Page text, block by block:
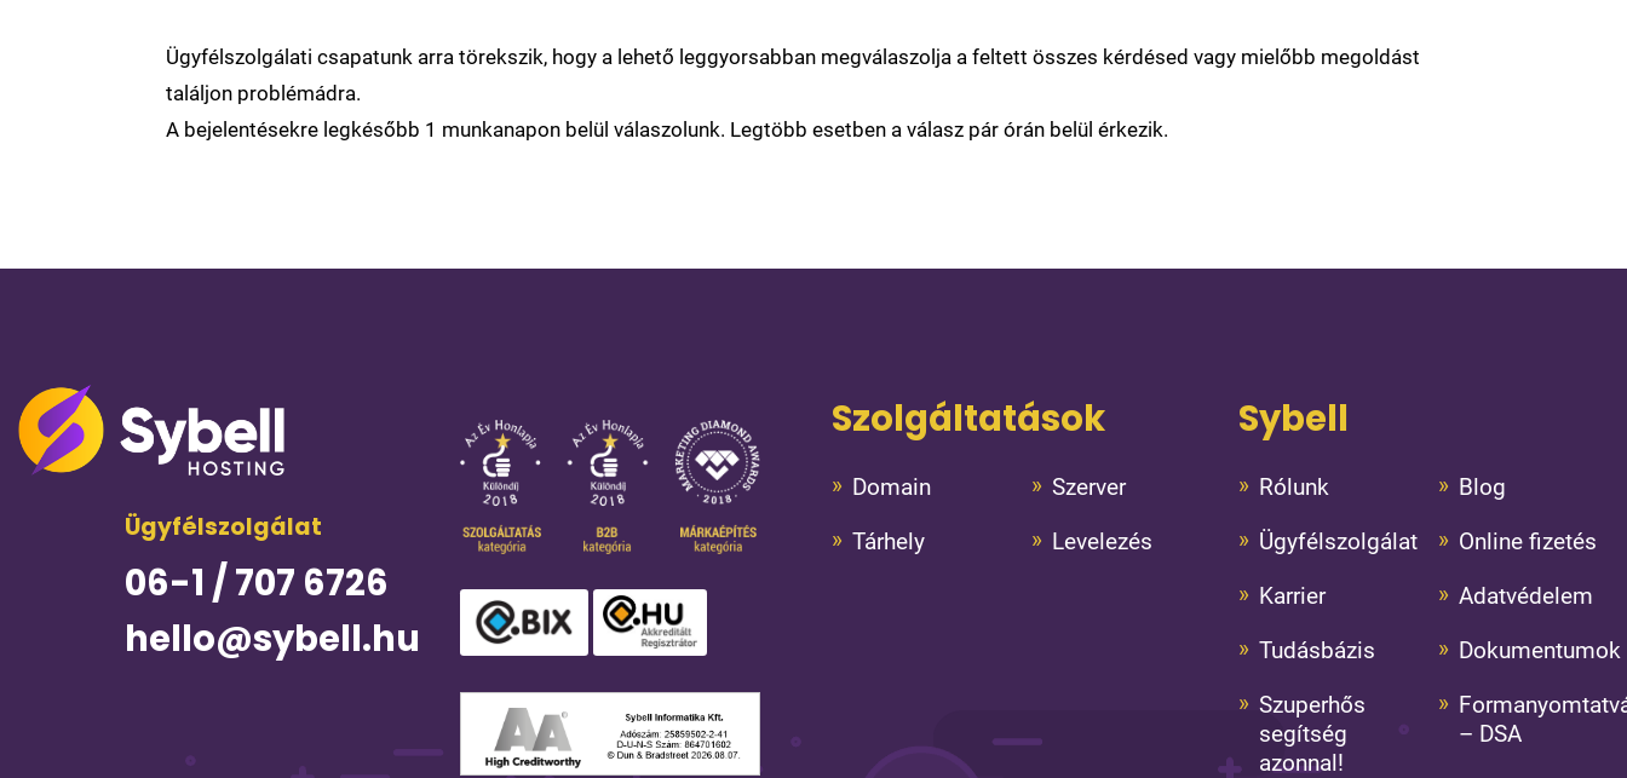
Ügyfélszolgálati csapatunk arra törekszik, hogy a lehető leggyorsabban megválaszolja a feltett összes kérdésed vagy mielőbb megoldást
találjon problémádra.
A bejelentésekre legkésőbb 1 munkanapon belül válaszolunk. Legtöbb esetben a válasz pár órán belül érkezik.
Ügyfélszolgálat
06-1 / 707 6726
hello@sybell.hu
Szolgáltatások
Domain
Szerver
Tárhely
Levelezés
Sybell
Rólunk
Blog
Ügyfélszolgálat
Online fizetés
Karrier
Adatvédelem
Tudásbázis
Dokumentumok
Szuperhős
segítség
azonnal!
– DSA